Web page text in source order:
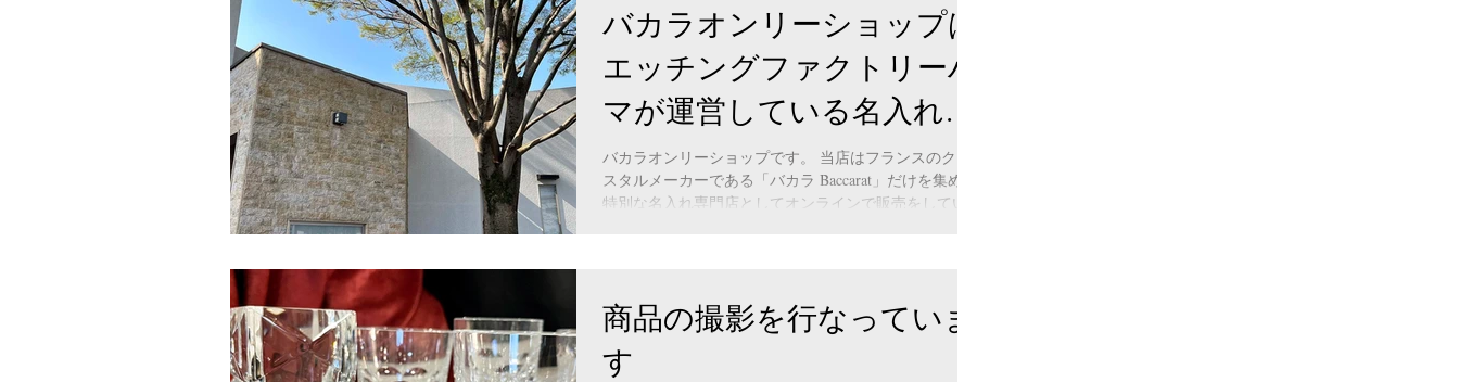
バカラオンリーショップは
エッチングファクトリーハ
マが運営している名入れ専
門店です。
バカラオンリーショップです。 当店はフランスのクリ
スタルメーカーである「バカラ Baccarat」だけを集めた
特別な名入れ専門店としてオンラインで販売をしていま
商品の撮影を行なっていま
す